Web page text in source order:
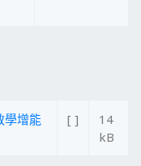
學增能
[ ]
14
kB